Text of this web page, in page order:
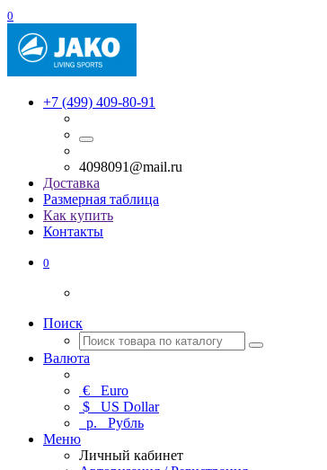
0
+7 (499) 409-80-91
4098091@mail.ru
Доставка
Размерная таблица
Как купить
Контакты
0
Поиск
Валюта
€ Euro
$ US Dollar
р. Рубль
Меню
Личный кабинет